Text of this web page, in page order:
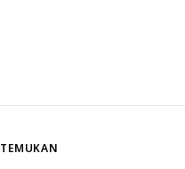
TEMUKAN